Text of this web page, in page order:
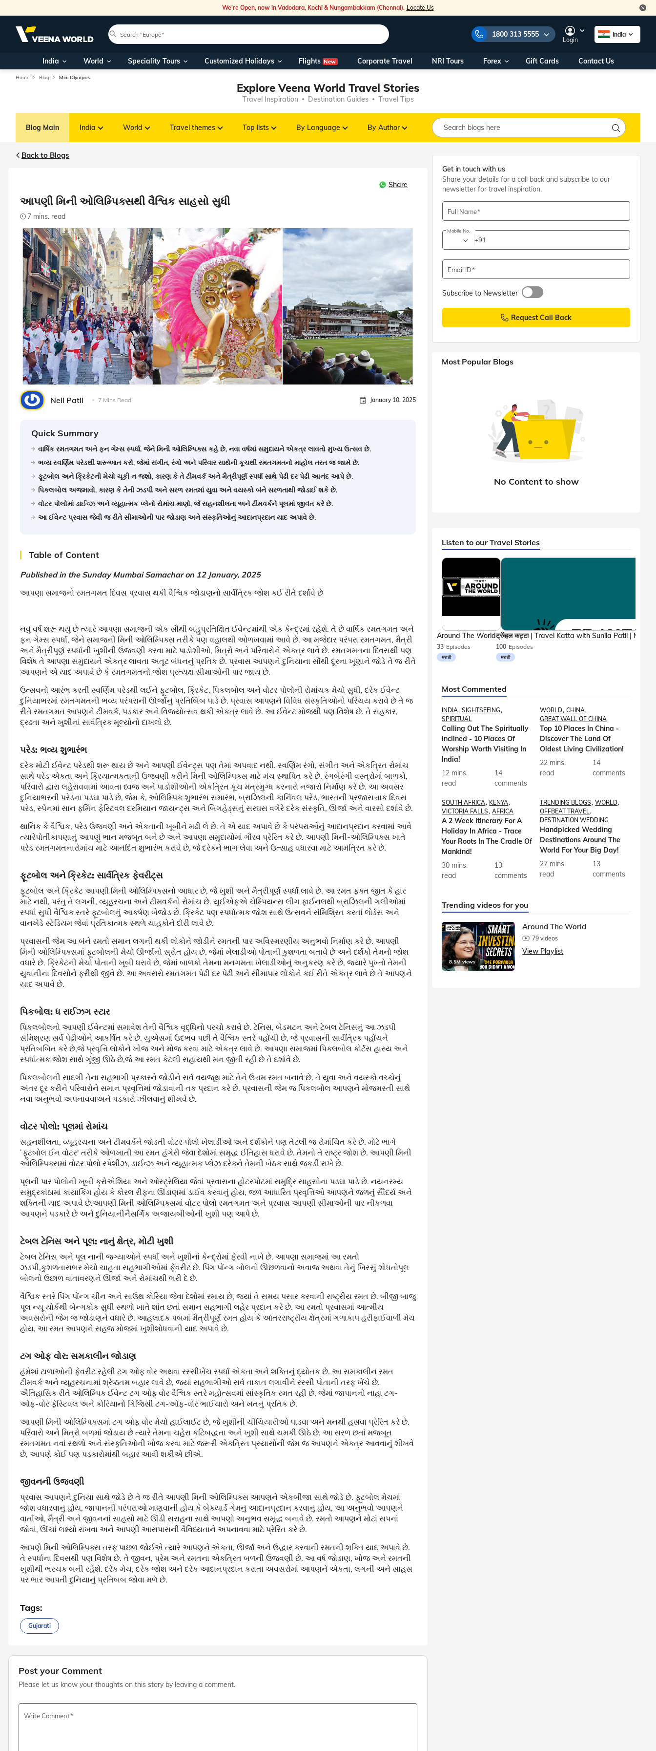
We're Open, now in Vadodara, Kochi & Nungambakkam (Chennai). Locate Us
1800 313 5555
Our Toll Free Numbers:
1800 313 5555
You can also call us on:
Foreign Nationals/
NRIs travelling
Within India
+91 915 200 4511
+91 887 997 2221
travel@veenaworld.com
Nearest Veena World Office
Business hours10AM - 7PM
Login
India
India World Speciality Tours Customized Holidays Flights New Corporate Travel NRI Tours Forex Gift Cards Contact Us
Home Blog Mini Olympics
Explore Veena World Travel Stories
Travel Inspiration Destination Guides Travel Tips
Blog Main India World Travel themes Top lists By Language By Author
Back to Blogs
Share
આપણી મિની ઓલિમ્પિક્સથી વૈશ્વિક સાહસો સુધી
7 mins. read
Neil Patil 7 Mins Read January 10, 2025
Quick Summary
વાર્ષિક રમતગમત અને ફન ગેમ્સ સ્પર્ધા, જેને મિની ઓલિમ્પિક્સ કહે છે, નવા વર્ષમાં સમુદાયને એકત્ર લાવતો મુખ્ય ઉત્સવ છે.
ભવ્ય સ્વર્ણિમ પરેડથી શરૂઆત કરો, જેમાં સંગીત, રંગો અને પરિવાર સાથેની કૂચથી રમતગમતનો માહોલ તરત જ જામે છે.
ફૂટબોલ અને ક્રિકેટની મેચો ચૂકી ન જશો, કારણ કે તે ટીમવર્ક અને મૈત્રીપૂર્ણ સ્પર્ધા સાથે પેઢી દર પેઢી આનંદ આપે છે.
પિકલબોલ અજમાવો, કારણ કે તેની ઝડપી અને સરળ રમતમાં યુવા અને વયસ્કો બંને સરળતાથી જોડાઈ શકે છે.
વોટર પોલોમાં ડાઈવ્ઝ અને વ્યૂહાત્મક પ્લેનો રોમાંચ માણો, જે સહનશીલતા અને ટીમવર્કને પૂલમાં જીવંત કરે છે.
આ ઈવેન્ટ પ્રવાસ જેવી જ રીતે સીમાઓની પાર જોડાણ અને સંસ્કૃતિઓનું આદાનપ્રદાન યાદ અપાવે છે.
Table of Content
Published in the Sunday Mumbai Samachar on 12 January, 2025
આપણા સમાજનો રમતગમત દિવસ પ્રવાસ થકી વૈશ્વિક જોડાણનો સાર્વત્રિક જોશ કઈ રીતે દર્શાવે છે
નવું વર્ષ શરૂ થયું છે ત્યારે આપણા સમાજની એક સૌથી બહુપ્રતિક્ષિત ઈવેન્ટમાંથી એક કેન્દ્રમાં રહેશે. તે છે વાર્ષિક રમતગમત અને
ફન ગેમ્સ સ્પર્ધા, જેને સમાજની મિની ઓલિમ્પિક્સ તરીકે પણ વહાલથી ઓળખવામાં આવે છે. આ મજેદાર પરંપરા રમતગમત, મૈત્રી
અને મૈત્રીપૂર્ણ સ્પર્ધાની ખુશીની ઉજવણી કરવા માટે પાડોશીઓ, મિત્રો અને પરિવારોને એકત્ર લાવે છે. રમતગમતના દિવસથી પણ
વિશેષ તે આપણા સમુદાયને એકત્ર લાવતા અતૂટ બંધનનું પ્રતિક છે. પ્રવાસ આપણને દુનિયાના સૌથી દૂરના ખૂણાને જોડે તે જ રીતે
આપણને એ યાદ અપાવે છે કે રમતગમતનો જોશ પ્રત્યક્ષ સીમાઓની પાર જાય છે.
ઉત્સવનો આરંભ કરતી સ્વર્ણિમ પરેડથી લઈને ફૂટબોલ, ક્રિકેટ, પિકલબોલ અને વોટર પોલોની રોમાંચક મેચો સુધી, દરેક ઈવેન્ટ
દુનિયાભરમાં રમતગમતની ભવ્ય પરંપરાની ઊર્જાનું પ્રતિબિંબ પાડે છે. પ્રવાસ આપણને વિવિધ સંસ્કૃતિઓનો પરિચય કરાવે છે તે જ
રીતે રમતગમત આપણને ટીમવર્ક, પડકાર અને વિજયોત્સવ થકી એકત્ર લાવે છે. આ ઈવેન્ટ મોજથી પણ વિશેષ છે. તે સહકાર,
દ્રઢતા અને ખુશીનાં સાર્વત્રિક મૂલ્યોનો દાખલો છે.
પરેડ: ભવ્ય શુભારંભ
દરેક મોટી ઈવેન્ટ પરેડથી શરૂ થાય છે અને આપણી ઈવેન્ટ્સ પણ તેમાં અપવાદ નથી. સ્વર્ણિમ રંગો, સંગીત અને એકત્રિત રોમાંચ
સાથે પરેડ એકતા અને ક્રિયાત્મકતાની ઉજવણી કરીને મિની ઓલિમ્પિક્સ માટે મંચ સ્થાપિત કરે છે. રંગબેરંગી વસ્ત્રોમાં બાળકો,
પરિવારો દ્વારા લહેરાવવામાં આવતા ધ્વજ અને પાડોશીઓની એકત્રિત કૂચ મંત્રમુગ્ધ કરનારો નજારો નિર્માણ કરે છે. આ અવસર
દુનિયાભરની પરેડના પડઘા પાડે છે, જેમ કે, ઓલિમ્પિક શુભારંભ સમારંભ, બ્રાઝિલની કાર્નિવલ પરેડ, ભારતની પ્રજાસત્તાક દિવસ
પરેડ, સ્પેનમાં સાન ફર્મિન ફેસ્ટિવલ દરમિયાન જાયન્ટ્સ અને બિગહેડ્સનું સરઘસ વગેરે દરેક સંસ્કૃતિ, ઊર્જા અને વારસો દર્શાવે છે.
થાનિક કે વૈશ્વિક, પરેડ ઉજવણી અને એકતાની ખૂબીને મઢી લે છે. તે એ યાદ અપાવે છે કે પરંપરાઓનું આદાનપ્રદાન કરવામાં આવે
ત્યારેપોતીકાપણાનું આપણું ભાન મજબૂત બને છે અને આપણા સમુદાયોમાં ગૌરવ પ્રેરિત કરે છે. આપણી મિની-ઓલિમ્પિક્સ ખાતે
પરેડ રમતગમતનારોમાંચ માટે આનંદિત શુભારંભ કરાવે છે, જે દરેકને ભાગ લેવા અને ઉત્સાહ વધારવા માટે આમંત્રિત કરે છે.
ફૂટબોલ અને ક્રિકેટ: સાર્વત્રિક ફેવરીટ્સ
ફૂટબોલ અને ક્રિકેટ આપણી મિની ઓલિમ્પિક્સનો આધાર છે, જે ખુશી અને મૈત્રીપૂર્ણ સ્પર્ધા લાવે છે. આ રમત ફક્ત જીત કે હાર
માટે નથી, પરંતુ તે લગની, વ્યૂહરચના અને ટીમવર્કનો રોમાંચ છે. યુઈએફએ ચેમ્પિયન્સ લીગ ફાઈનલથી બ્રાઝિલની ગલીઓમાં
સ્પર્ધા સુધી વૈશ્વિક સ્તરે ફૂટબોલનું આકર્ષણ બેજોડ છે. ક્રિકેટ પણ સ્પર્ધાત્મક જોશ સાથે ઉત્સવને સંમિશ્રિત કરતાં લોર્ડસ અને
વાનખેડે સ્ટેડિયમ જેવાં પ્રતિકાત્મક સ્થળે ચાહકોને દોરી લાવે છે.
પ્રવાસની જેમ આ બંને રમતો સમાન લગની થકી લોકોને જોડીને રમતની પાર અવિસ્મરણીય અનુભવો નિર્માણ કરે છે. આપણી
મિની ઓલિમ્પિક્સમાં ફૂટબોલની મેચો ઊર્જાનો સ્રોત હોય છે, જેમાં ખેલાડીઓ પોતાની કુશળતા બતાવે છે અને દર્શકો તેમનો જોશ
વધારે છે. ક્રિકેટની મેચો પોતાની ખૂબી ધરાવે છે, જેમાં બાળકો તેમના મનગમતા ખેલાડીઓનું અનુકરણ કરે છે, જ્યારે પુખ્તો તેમની
યુવાનીના દિવસોને ફરીથી જીવે છે. આ અવસરો રમતગમત પેઢી દર પેઢી અને સીમાપાર લોકોને કઈ રીતે એકત્ર લાવે છે તે આપણને
યાદ અપાવે છે.
પિકબોલ: ધ રાઈઝગ સ્ટાર
પિકલબોલનો આપણી ઈવેન્ટમાં સમાવેશ તેની વૈશ્વિક વૃદ્ધિનો પરચો કરાવે છે. ટેનિસ, બેડમટન અને ટેબલ ટેનિસનું આ ઝડપી
સંમિશ્રણ સર્વ પેઢીઓને આકર્ષિત કરે છે. યુએસમાં ઉદભવ પછી તે વૈશ્વિક સ્તરે પહોંચી છે, જે પ્રવાસની સાર્વત્રિક પહોંચને
પ્રતિબબિત કરે છે,જે પ્રવૃત્તિ લોકોને ખોજ અને મોજ કરવા માટે એકત્ર લાવે છે. આપણા સમાજમાં પિકલબોલ કોર્ટસ હાસ્ય અને
સ્પર્ધાત્મક જોશ સાથે ગૂંજી ઊઠે છે,જે આ રમત કેટલી સહાયથી મન જીતી રહી છે તે દર્શાવે છે.
પિકલબોલની સાદગી તેના સહભાગી પ્રકારને જોડીને સર્વ વયજૂથ માટે તેને ઉત્તમ રમત બનાવે છે. તે યુવા અને વયસ્કો વચ્ચેનું
અંતર દૂર કરીને પરિવારોને સમાન પ્રવૃત્તિમાં જોડાવાની તક પ્રદાન કરે છે. પ્રવાસની જેમ જ પિકલબોલ આપણને મોજમસ્તી સાથે
નવા અનુભવો અપનાવવાઅને પડકારો ઝીલવાનું શીખવે છે.
વોટર પોલો: પૂલમાં રોમાંચ
સહનશીલતા, વ્યૂહરચના અને ટીમવર્કને જોડતી વોટર પોલો ખેલાડીઓ અને દર્શકોને પણ તેટલી જ રોમાંચિત કરે છે. મોટે ભાગે
`ફૂટબોલ ઈન વોટર' તરીકે ઓળખાતી આ રમત હંગેરી જેવા દેશોમાં સમૃદ્ધ ઈતિહાસ ધરાવે છે. તેમનો તે રાષ્ટ્ર જોશ છે. આપણી મિની
ઓલિમ્પિક્સમાં વોટર પોલો સ્પેશીઝ, ડાઈવ્ઝ અને વ્યૂહાત્મક પ્લેઝ દરેકને તેમની બેઠક સાથે જકડી રાખે છે.
પૂલની પાર પોલોની ખૂબી ક્રોએશિયા અને ઓસ્ટ્રેલિયા જેવાં પ્રવાસના હોટસ્પોટમાં સમુદ્રિ સાહસોના પડઘા પાડે છે. નયનરમ્ય
સમુદ્રકાંઠામાં કાયાકિંગ હોય કે કોરલ રીફના ઊંડાણમાં ડાઈવ કરવાનું હોય, જળ આધારિત પ્રવૃત્તિઓ આપણને જળનું સૈૌંદર્ય અને
શક્તિની યાદ અપાવે છે.આપણી મિની ઓલિમ્પિક્સમાં વોટર પોલો રમતગમત અને પ્રવાસ આપણી સીમાઓની પાર નીકળવા
આપણને પડકારે છે અને દુનિયાનીનૈસર્ગિક અજાયબીઓની ખુશી પણ આપે છે.
ટેબલ ટેનિસ અને પૂલ: નાનું ક્ષેત્ર, મોટી ખુશી
ટેબલ ટેનિસ અને પૂલ નાની જગ્યાઓને સ્પર્ધા અને ખુશીનાં કેન્દ્રોમાં ફેરવી નાખે છે. આપણા સમાજમાં આ રમતો
ઝડપી,કુશળતાસભર મેચો ચાહતા સહભાગીઓમાં ફેવરીટ છે. પિંગ પોંન્ગ બોલનો ઊછળવાનો અવાજ અથવા તેનું ખિસ્સું શોધતોપૂલ
બોલનો ઉછાળ વાતાવરણને ઊર્જા અને રોમાંચથી ભરી દે છે.
વૈશ્વિક સ્તરે પિંગ પોંન્ગ ચીન અને સાઉથ કોરિયા જેવા દેશોમાં રમાય છે, જ્યાં તે સમય પસાર કરવાની રાષ્ટ્રીય રમત છે. બીજી બાજુ
પૂલ ન્યૂ યોર્કથી બેન્ગકોક સુધી સ્થળો ખાતે શાંત છતાં સમાન સહભાગી લહેર પ્રદાન કરે છે. આ રમતો પ્રવાસમાં આત્મીય
અવસરોની જેમ જ જોડાણને વધારે છે. આહલાદક પબમાં મૈત્રીપૂર્ણ રમત હોય કે આંતરરાષ્ટ્રીય ક્ષેત્રમાં ગળાકાપ હરીફાઈવાળી મેચ
હોય, આ રમત આપણને સહજ મોજમાં ખુશીશોધવાની યાદ અપાવે છે.
ટગ ઓફ વોર: સમકાલીન જોડાણ
હંમેશાં ટાળાઓની ફેવરીટ રહેલી ટગ ઓફ વોર અથવા રસ્સીખેંચ સ્પર્ધા એકતા અને શક્તિનું દ્યોતક છે. આ સમકાલીન રમત
ટીમવર્ક અને વ્યૂહરચનામાં શ્રેષ્ઠતમ બહાર લાવે છે, જ્યાં સહભાગીઓ સર્વ તાકાત લગાવીને રસ્સી પોતાની તરફ ખેંચે છે.
ઐતિહાસિક રીતે ઓલિમ્પિક ઈવેન્ટ ટગ ઓફ વોર વૈશ્વિક સ્તરે મહોત્સવમાં સાંસ્કૃતિક રમત રહી છે, જેમાં જાપાનનો નાહા ટગ-
ઓફ-વોર ફેસ્ટિવલ અને કોરિયાનો ગિજિસી ટગ-ઓફ-વોર ભાઈચારો અને ખંતનું પ્રતિક છે.
આપણી મિની ઓલિમ્પિક્સમાં ટગ ઓફ વોર મેચો હાઈલાઈટ છે, જે ખુશીની ચીચિયારીઓ પાડવા અને મનથી હસવા પ્રેરિત કરે છે.
પરિવારો અને મિત્રો બળમાં જોડાય છે ત્યારે તેમના ચહેરા કટિબદ્ધતા અને ખુશી સાથે ચમકી ઊઠે છે. આ સરળ છતાં મજબૂત
રમતગમત નવાં સ્થળો અને સંસ્કૃતિઓની ખોજ કરવા માટે જરૂરી એકત્રિત પ્રયાસોની જેમ જ આપણને એકત્ર આવવાનું શીખવે
છે, આપણે કોઈ પણ પડકારોમાંથી બહાર આવી શકીએ છીએ.
જીવનની ઉજવણી
પ્રવાસ આપણને દુનિયા સાથે જોડે છે તે જ રીતે આપણી મિની ઓલિમ્પિક્સ આપણને એકબીજા સાથે જોડે છે. ફૂટબોલ મેચમાં
જોશ વધારવાનું હોય, જાપાનની પરંપરાઓ માણવાની હોય કે બેકયાર્ડ ગેમનું આદાનપ્રદાન કરવાનું હોય, આ અનુભવો આપણને
વાર્તાઓ, મૈત્રી અને જીવનનાં સાહસો માટે ઊંડી સરાહના સાથે આપણો અનુભવ સમૃદ્ધ બનાવે છે. રમતો આપણને મોટાં સપનાં
જોવાં, ઊંચાં લક્ષ્યો રાખવા અને આપણી આસપાસની વૈવિધ્યતાને અપનાવવા માટે પ્રેરિત કરે છે.
આપણે મિની ઓલિમ્પિક્સ તરફ પાછળ જોઈએ ત્યારે આપણને એકતા, ઊર્જા અને ઉદ્ધાર કરવાની રમતની શક્તિ યાદ અપાવે છે.
તે સ્પર્ધાના દિવસથી પણ વિશેષ છે. તે જીવન, પ્રેમ અને રમતના એકત્રિત બળની ઉજવણી છે. આ વર્ષ જોડાણ, ખોજ અને રમતની
ખુશીથી ભરચક બની રહેશે. દરેક મેચ, દરેક જોશ અને દરેક આદાનપ્રદાન કરાતા અવસરોમાં આપણને એકતા, લગની અને સાહસ
પર ભાર આપતી દુનિયાનું પ્રતિબબ જોવા મળે છે.
Tags:
Gujarati
Post your Comment
Please let us know your thoughts on this story by leaving a comment.
Write Comment
Get in touch with us
Share your details for a call back and subscribe to our
newsletter for travel inspiration.
Full Name
Mobile No.
+91
Email ID
Subscribe to Newsletter
Request Call Back
Most Popular Blogs
Listen to our Travel Stories
33 Episodes
मराठी
Around The World
100 Episodes
मराठी
Most Commented
INDIA SIGHTSEEING
SPIRITUAL
Calling Out The Spiritually
Inclined - 10 Places Of
Worship Worth Visiting In
India!
12 mins.
read
14
comments
WORLD CHINA
GREAT WALL OF CHINA
Top 10 Places In China -
Discover The Land Of
Oldest Living Civilization!
22 mins.
read
14
comments
SOUTH AFRICA KENYA
VICTORIA FALLS
AFRICA
A 2 Week Itinerary For A
Holiday In Africa - Trace
Your Roots In The Cradle Of
Mankind!
30 mins.
read
13
comments
TRENDING BLOGS
WORLD
OFFBEAT TRAVEL
DESTINATION WEDDING
Handpicked Wedding
Destinations Around The
World For Your Big Day!
27 mins.
read
13
comments
Trending videos for you
8.5M views
Around The World
79 videos
View Playlist